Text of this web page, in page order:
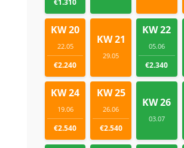
€1.310
KW 20
22.05
€2.240
KW 21
29.05
KW 22
05.06
€2.340
KW 24
19.06
€2.540
KW 25
26.06
€2.540
KW 26
03.07